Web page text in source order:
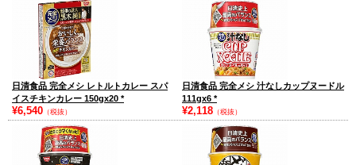
日清食品 完全メシ レトルトカレー スパ
イスチキンカレー 150gx20 *
¥6,540 （税抜）
日清食品 完全メシ 汁なしカップヌードル
111gx6 *
¥2,118 （税抜）